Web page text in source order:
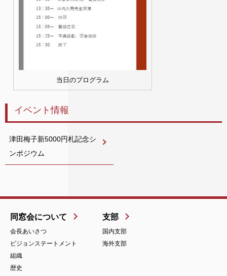
当日のプログラム
イベント情報
津田梅子新5000円札記念シ
ンポジウム
同窓会について
会長あいさつ
ビジョンステートメント
組織
歴史
支部
国内支部
海外支部